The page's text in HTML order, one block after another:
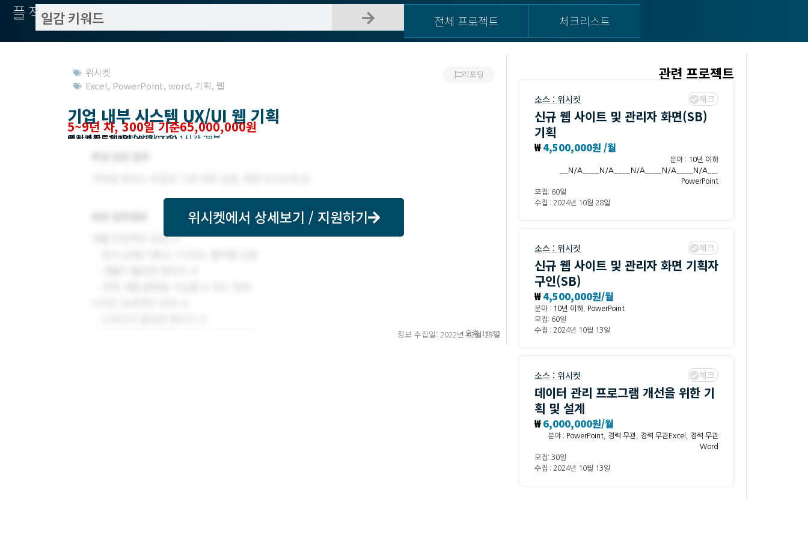
플젝서치 전체 프로젝트 체크리스트
위시켓
Excel, PowerPoint, word, 기획, 웹
리포팅
기업 내부 시스템 UX/UI 웹 기획
5~9년 차, 300일 기준65,000,000원
작업방식 : 기간제(상주)
모집기한 : 2022년 02월 23일 1시간 28분
예상기간 : 300일
위시켓등록일자 : 2022.02.09.
위시켓에서 상세보기 / 지원하기
정보 수집일: 2022년 02월 23일
오후 10:30
관련 프로젝트
소스 : 위시켓 체크
신규 웹 사이트 및 관리자 화면(SB)
기획
₩4,500,000원 /월
분야 : 10년 이하
__N/A____N/A____N/A____N/A____N/A__
PowerPoint
모집: 60일
수집 : 2024년 10월 28일
소스 : 위시켓 체크
신규 웹 사이트 및 관리자 화면 기획자
구인(SB)
₩4,500,000원/월
분야 : 10년 이하
PowerPoint
모집: 60일
수집 : 2024년 10월 13일
소스 : 위시켓 체크
데이터 관리 프로그램 개선을 위한 기
획 및 설계
₩6,000,000원/월
분야 : PowerPoint 경력 무관 경력 무관Excel
경력 무관
Word
모집: 30일
수집 : 2024년 10월 13일